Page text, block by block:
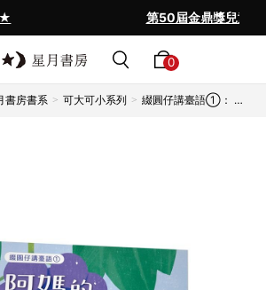
第50屆金鼎獎兒童及少年圖書類
0
書房書系 可大可小系列
綴圓仔講臺語①： 阿